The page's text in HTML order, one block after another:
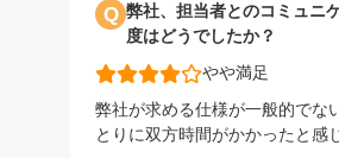
Q 弊社、担当者とのコミュニ
度はどうでしたか？
やや満足
弊社が求める仕様が一般的でな
とりに双方時間がかかったと感